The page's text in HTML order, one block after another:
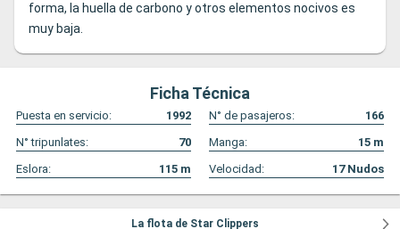
forma, la huella de carbono y otros elementos nocivos es
muy baja.
Ficha Técnica
Puesta en servicio: 1992 N° de pasajeros:
166
N° tripunlates:
70 Manga: 15 m
Eslora:
115 m Velocidad: 17 Nudos
La flota de Star Clippers